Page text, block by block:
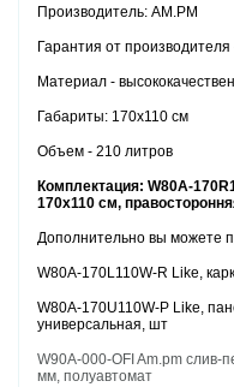
Производитель: AM.PM
Гарантия от производителя
Материал -
Габариты: 170х110 см
Объем - 210 литров
Комплектация: W80A-
170х110 см,
Дополнительно вы можете
W80A-170L110W-R Like,
W80A-170U110W-P Like,
универсальная, шт
W90A-000-OFI Am.pm слив-
мм, полуавтомат